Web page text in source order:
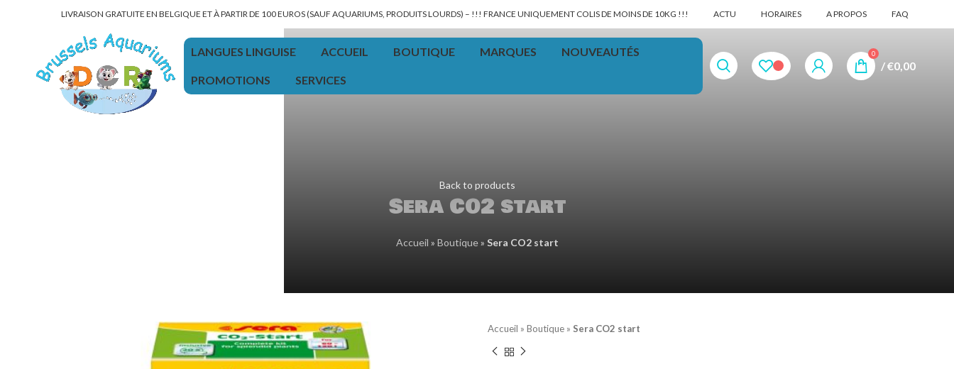
LIVRAISON GRATUITE EN BELGIQUE ET À PARTIR DE 100 EUROS (SAUF AQUARIUMS, PRODUITS LOURDS) – !!! FRANCE UNIQUEMENT COLIS DE MOINS DE 10KG !!! ACTU HORAIRES A PROPOS FAQ
LANGUES LINGUISE ACCUEIL BOUTIQUE MARQUES NOUVEAUTÉS
PROMOTIONS SERVICES
0
/€0,00
Back to products
Sera CO2 start
Accueil » Boutique» Sera CO2 start
Accueil » Boutique » Sera CO2 start